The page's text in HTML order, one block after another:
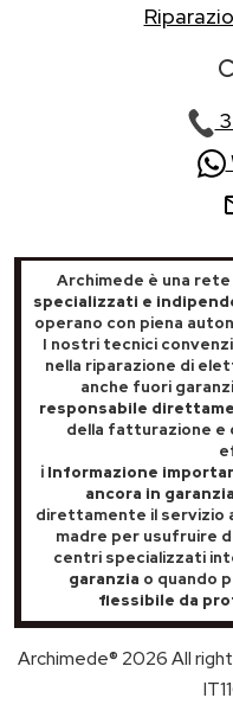
Archimede è una rete
specializzati e
operano con piena
I nostri tecnici
nella riparazione di
anche fuori
responsabile
della fatturazione e
ℹ️ Informazione
ancora in
direttamente il servizio
madre per usufruire
centri specializzati
garanzia o quando
flessibile da
Archimede® 2026 All